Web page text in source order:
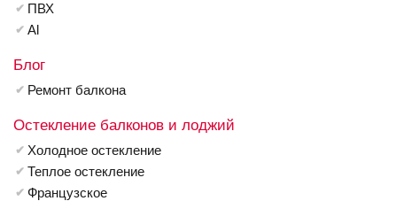
ПВХ
Al
Блог
Ремонт балкона
Остекление балконов и лоджий
Холодное остекление
Теплое остекление
Французское